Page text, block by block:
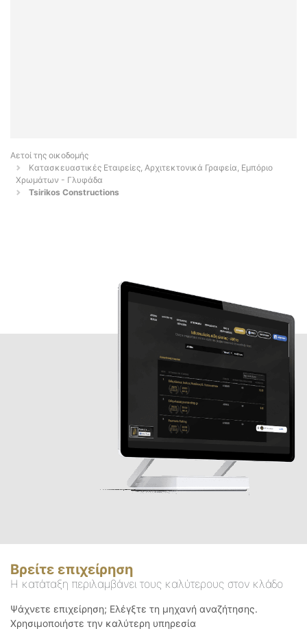
Αετοί της οικοδομής
Κατασκευαστικές Εταιρείες, Αρχιτεκτονικά Γραφεία, Εμπόριο
Χρωμάτων - Γλυφάδα
Tsirikos Constructions
Βρείτε επιχείρηση
Η κατάταξη περιλαμβάνει τους καλύτερους στον κλάδο
Ψάχνετε επιχείρηση; Ελέγξτε τη μηχανή αναζήτησης.
Χρησιμοποιήστε την καλύτερη υπηρεσία